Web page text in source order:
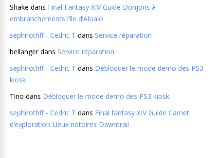
Shake dans Final Fantasy XIV Guide Donjons à
embranchements l’île d’Aloalo
sephirothff - Cedric T dans Service réparation
bellangerdans Service réparation
sephirothff - Cedric T dans Débloquer le mode demo des PS3
kiosk
Tino dans Débloquer le mode demo des PS3 kiosk
sephirothff - Cedric T dans Final fantasy XIV Guide Carnet
d’exploration Lieux notoires Dawntrail